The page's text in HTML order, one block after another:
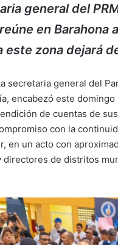
general del
en Barahona
este zona dejará
secretaria general del
encabezó este
de cuentas de
con la
en un acto con
directores de distritos